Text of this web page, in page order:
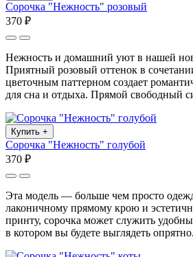
Сорочка "Нежность" розовый
370 ₽
Нежность и домашний уют в нашей
Приятный розовый оттенок в
цветочным паттерном создает
для сна и отдыха. Прямой свободный
Купить +
Сорочка "Нежность" голубой
370 ₽
Эта модель — больше чем просто
лаконичному прямому крою и
принту, сорочка может служить
в котором вы будете выглядеть